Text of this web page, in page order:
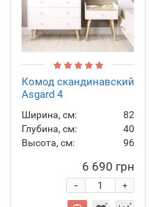
Комод скандинавский
Asgard 4
Ширина, см:
82
Глубина, см:
40
Высота, см:
96
6 690 грн
+
-